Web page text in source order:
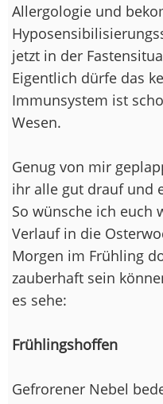
Allergologie und
jetzt in der
Eigentlich dürfe das
Immunsystem ist
Wesen.
Genug von mir
ihr alle gut drauf und
So wünsche ich euch
Verlauf in die
Morgen im Frühling
zauberhaft sein
es sehe:
Frühlingshoffen
Gefrorener Nebel